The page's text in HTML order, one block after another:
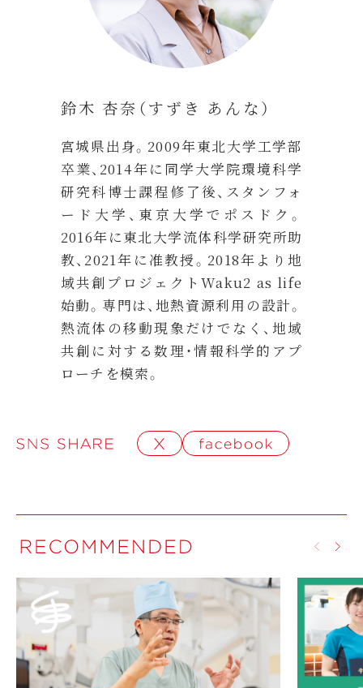
鈴木 杏奈（すずき あんな）
宮城県出身。2009年東北大学工学部
卒業、2014年に同学大学院環境科学
研究科博士課程修了後、スタンフォ
ード大学、東京大学でポスドク。
2016年に東北大学流体科学研究所助
教、2021年に准教授。2018年より地
域共創プロジェクトWaku2 as life
始動。専門は、地熱資源利用の設計。
熱流体の移動現象だけでなく、地域
共創に対する数理・情報科学的アプ
ローチを模索。